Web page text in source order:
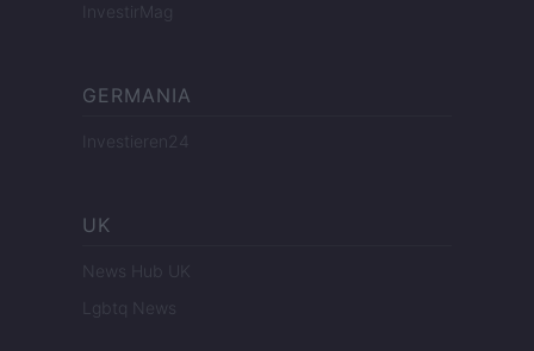
InvestirMag
GERMANIA
Investieren24
UK
News Hub UK
Lgbtq News